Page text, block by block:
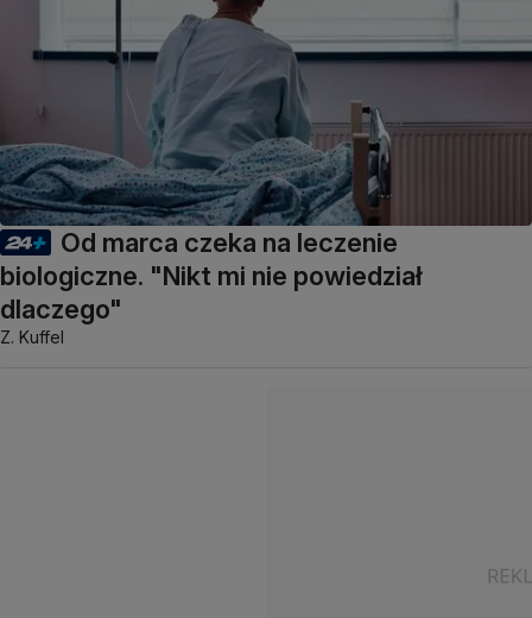
Od marca czeka na leczenie
biologiczne. "Nikt mi nie powiedział
dlaczego"
Z. Kuffel